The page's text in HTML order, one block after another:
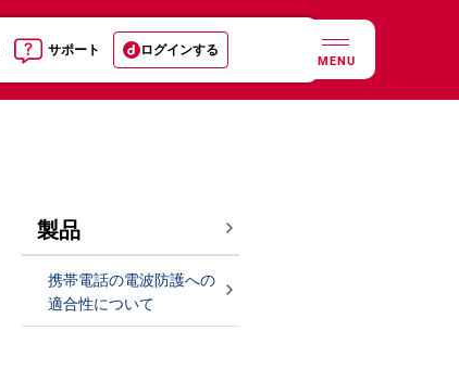
サポート ログインする
MENU
製品
携帯電話の電波防護への
適合性について